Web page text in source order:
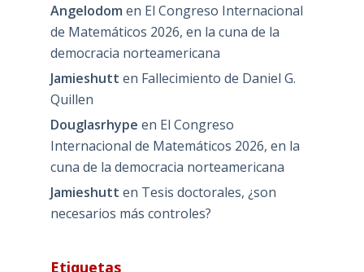
Angelodom en El Congreso Internacional
de Matemáticos 2026, en la cuna de la
democracia norteamericana
Jamieshutt en Fallecimiento de Daniel G.
Quillen
Douglasrhype en El Congreso
Internacional de Matemáticos 2026, en la
cuna de la democracia norteamericana
Jamieshutt en Tesis doctorales, ¿son
necesarios más controles?
Etiquetas